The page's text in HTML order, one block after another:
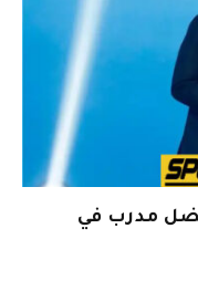
مدرب في